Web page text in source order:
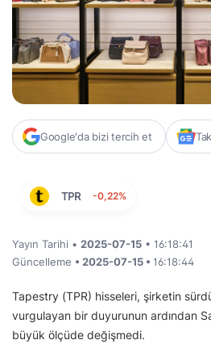
Google'da bizi tercih et
TPR -0,22%
Yayın Tarihi • 2025-07-15 • 16:18:41
Güncelleme • 2025-07-15 • 16:18:44
Tapestry (TPR) hisseleri, şirketin
vurgulayan bir duyurunun ardından
büyük ölçüde değişmedi.